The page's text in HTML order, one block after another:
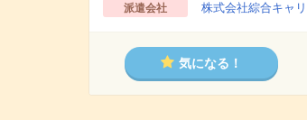
派遣会社 株式会社綜合キャ
気になる！